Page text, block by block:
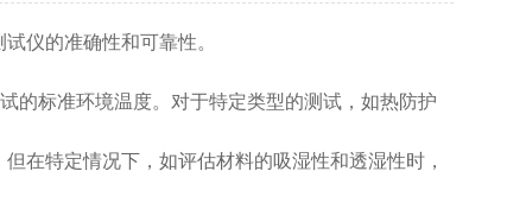
仪的准确性和可靠性。
标准环境温度。对于特定类型的测试，如热防护
特定情况下，如评估材料的吸湿性和透湿性时，